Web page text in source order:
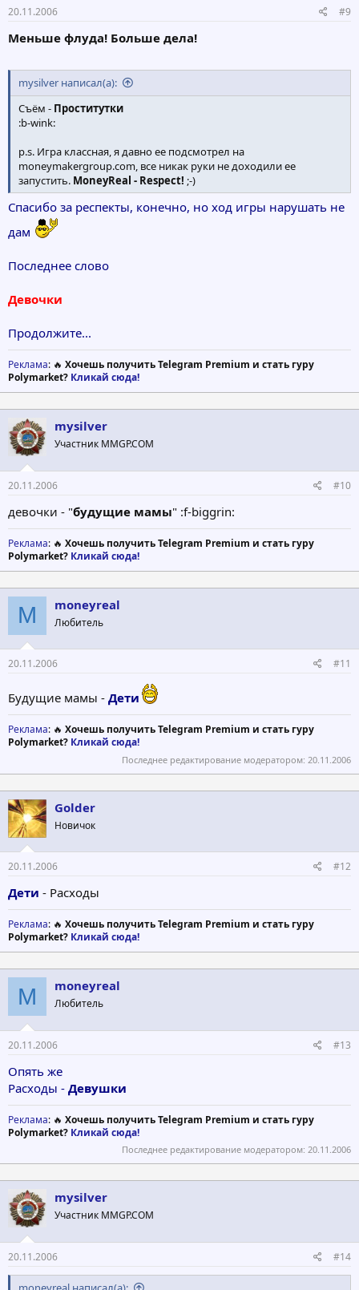
20.11.2006 #9
Меньше флуда! Больше дела!
mysilver написал(а):
Съём - Проститутки
:b-wink:
p.s. Игра классная, я давно ее подсмотрел на
moneymakergroup.com, все никак руки не доходили ее
запустить. MoneyReal - Respect! ;-)
Спасибо за респекты, конечно, но ход игры нарушать не
дам
Последнее слово
Девочки
Продолжите...
Реклама: 🔥 Хочешь получить Telegram Premium и стать гуру
Polymarket? Кликай сюда!
mysilver
Участник MMGP.COM
20.11.2006 #10
девочки - "будущие мамы" :f-biggrin:
Реклама: 🔥 Хочешь получить Telegram Premium и стать гуру
Polymarket? Кликай сюда!
M moneyreal
Любитель
20.11.2006 #11
Будущие мамы - Дети
Реклама: 🔥 Хочешь получить Telegram Premium и стать гуру
Polymarket? Кликай сюда!
Последнее редактирование модератором: 20.11.2006
Golder
Новичок
20.11.2006 #12
Дети - Расходы
Реклама: 🔥 Хочешь получить Telegram Premium и стать гуру
Polymarket? Кликай сюда!
M moneyreal
Любитель
20.11.2006 #13
Опять же
Расходы - Девушки
Реклама: 🔥 Хочешь получить Telegram Premium и стать гуру
Polymarket? Кликай сюда!
Последнее редактирование модератором: 20.11.2006
mysilver
Участник MMGP.COM
20.11.2006 #14